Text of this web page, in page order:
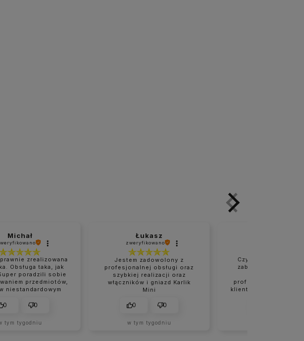
Michał
zrealizowana
Obsługa taka, jak
poradzili sobie
przedmiotów,
niestandardowym
0 0
tym tygodniu
Łukasz
zweryfikowano
Jestem zadowolony z
profesjonalnej obsługi oraz
szybkiej realizacji oraz
włączników i gniazd Karlik
Mini
0 0
w tym tygodniu
Czysta i naprawdę
zabezpieczona
profesjonalne
klienta. Wszystko